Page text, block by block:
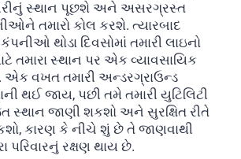
સ્થાન પૂછશે અને અસરગ્રસ્ત
તમારો કોલ કરશે. ત્યારબાદ
કંપનીઓ થોડા દિવસોમાં તમારી લાઇનો
તમારા સ્થાન પર એક વ્યાવસાયિક
એક વખત તમારી અન્ડરગ્રાઉન્ડ
થઈ જાય, પછી તમે તમારી યુટિલિટી
સ્થાન જાણી શકશો અને સુરક્ષિત રીતે
કારણ કે નીચે શું છે તે જાણવાથી
પરિવારનું રક્ષણ થાય છે.